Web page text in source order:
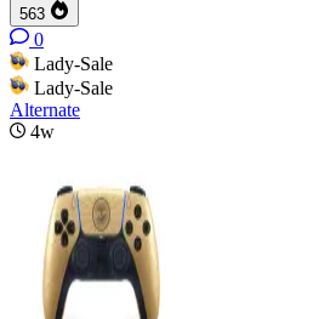
563
0
Lady-Sale
Lady-Sale
Alternate
4w